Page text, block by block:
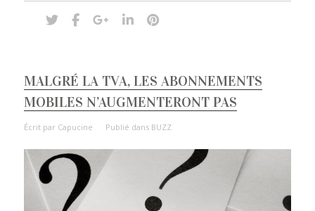
MALGRÉ LA TVA, LES ABONNEMENTS
MOBILES N’AUGMENTERONT PAS
Écrit par Capucine Publié dans BUZZ